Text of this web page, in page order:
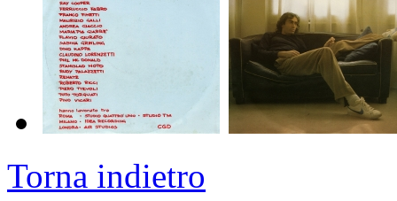
Torna indietro